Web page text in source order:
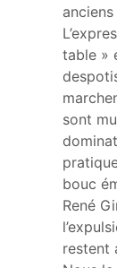
table »
sont
bouc
René
restent